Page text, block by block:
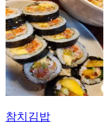
참치김밥